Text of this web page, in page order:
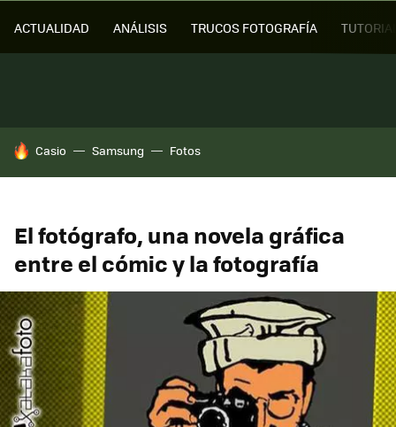
ACTUALIDAD ANÁLISIS TRUCOS FOTOGRAFÍA
HOY SE HABLA DE
Casio Samsung Fotos
El fotógrafo, una novela gráfica
entre el cómic y la fotografía